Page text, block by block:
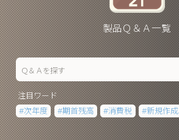
製品Ｑ＆Ａ一覧
注目ワード
次年度
期首残高 消費税 新規作成